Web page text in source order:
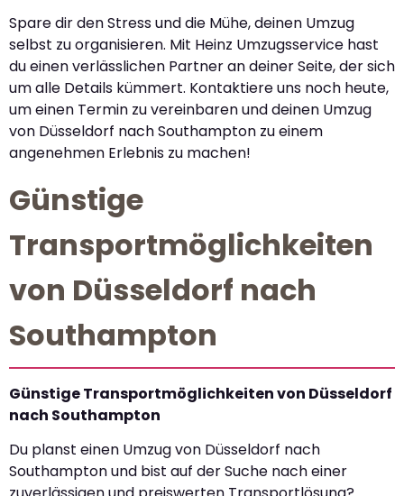
Spare dir den Stress und die Mühe, deinen Umzug
selbst zu organisieren. Mit Heinz Umzugsservice hast
du einen verlässlichen Partner an deiner Seite, der sich
um alle Details kümmert. Kontaktiere uns noch heute,
um einen Termin zu vereinbaren und deinen Umzug
von Düsseldorf nach Southampton zu einem
angenehmen Erlebnis zu machen!
Günstige
Transportmöglichkeiten
von Düsseldorf nach
Southampton
Günstige Transportmöglichkeiten von Düsseldorf
nach Southampton
Du planst einen Umzug von Düsseldorf nach
Southampton und bist auf der Suche nach einer